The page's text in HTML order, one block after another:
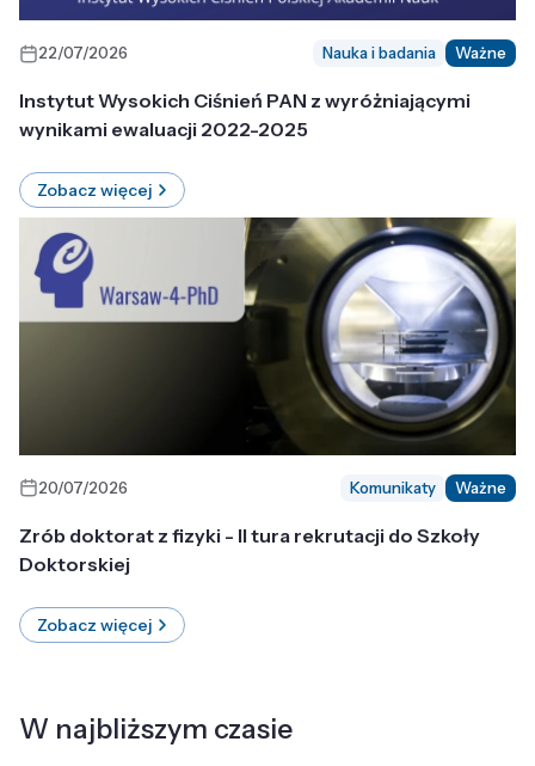
22/07/2026 Nauka i badania Ważne
Instytut Wysokich Ciśnień PAN z wyróżniającymi
wynikami ewaluacji 2022-2025
Zobacz więcej
20/07/2026 Komunikaty Ważne
Zrób doktorat z fizyki - II tura rekrutacji do Szkoły
Doktorskiej
Zobacz więcej
W najbliższym czasie